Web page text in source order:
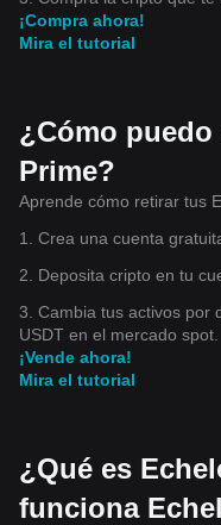
¡Compra ahora!
Mira el tutorial
¿Cómo
Prime?
Aprende cómo retirar tus
1. Crea una cuenta
2. Deposita cripto en tu
3. Cambia tus activos por
USDT en el mercado spot.
¡Vende ahora!
Mira el tutorial
¿Qué es
funciona